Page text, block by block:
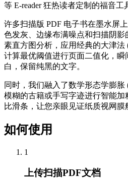
等 E-reader 狂热读者定制的福音工
许多扫描版 PDF 电子书在墨水屏
色发灰、边缘布满噪点和扫描阴
素直方图分析，应用经典的大津法
计算最优阈值进行页面二值化，
白，保留纯黑的文字。
同时，我们融入了数学形态学膨胀
模糊的古籍或手写字迹进行智能
比滑条，让您亲眼见证纸质视网膜
如何使用
1
上传扫描PDF文档